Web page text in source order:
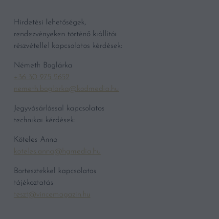
Hirdetési lehetőségek,
rendezvényeken történő kiállítói
részvétellel kapcsolatos kérdések:
Németh Boglárka
+36 30 975 2652
nemeth.boglarka@kodmedia.hu
Jegyvásárlással kapcsolatos
technikai kérdések:
Köteles Anna
koteles.anna@hgmedia.hu
Bortesztekkel kapcsolatos
tájékoztatás
teszt@vincemagazin.hu